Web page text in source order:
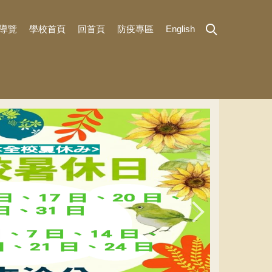
覽 學校首頁 回首頁 防疫專區 English